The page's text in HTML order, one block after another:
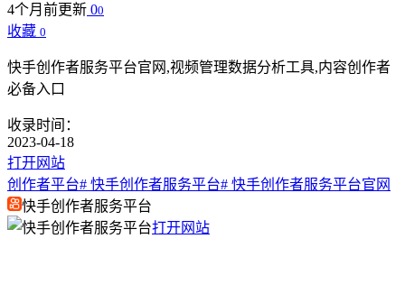
4个月前更新 00
收藏 0
快手创作者服务平台官网,视频管理数据分析工具,内容创作者
必备入口
收录时间：
2023-04-18
打开网站
创作者平台# 快手创作者服务平台# 快手创作者服务平台官网
快手创作者服务平台
打开网站